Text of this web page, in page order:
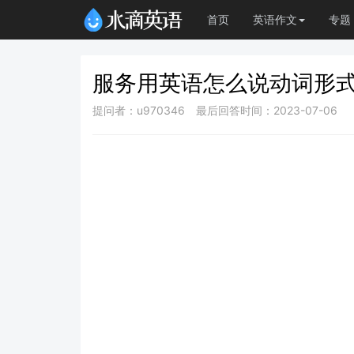
首页 英语作文 专题
服务用英语怎么说动词形
提问者：u970346 最后回答时间：2023-07-06